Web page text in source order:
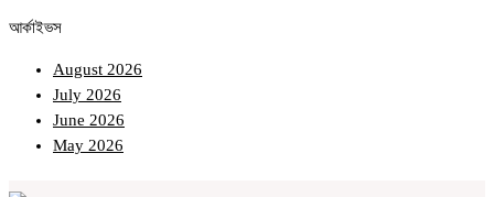
আর্কাইভস
August 2026
July 2026
June 2026
May 2026